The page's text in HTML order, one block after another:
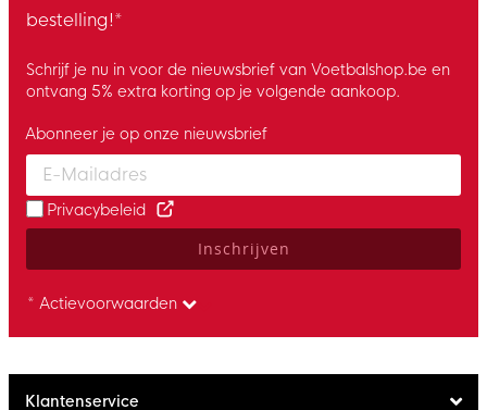
bestelling!*
Schrijf je nu in voor de nieuwsbrief van Voetbalshop.be en
ontvang 5% extra korting op je volgende aankoop.
Enter your email and accept the privacy policy to subscribe to
Abonneer je op onze nieuwsbrief
Privacybeleid
Inschrijven
* Actievoorwaarden
Klantenservice